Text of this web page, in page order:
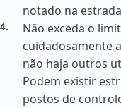
notado na
Não exceda o
cuidadosamente
não haja outros
Podem existir
postos de